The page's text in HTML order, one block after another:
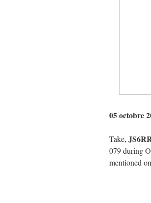
05 octobre
Take,
079 during
mentioned